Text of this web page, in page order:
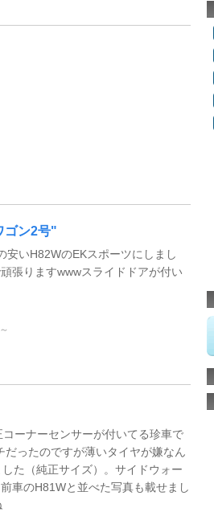
ゴン2号"
安いH82WのEKスポーツにしまし
張りますwwwスライドドアが付い
ーナーセンサーが付いてる珍車で
だったのですが薄いタイヤが嫌なん
た（純正サイズ）。サイドウォー
車のH81Wと並べた写真も載せまし